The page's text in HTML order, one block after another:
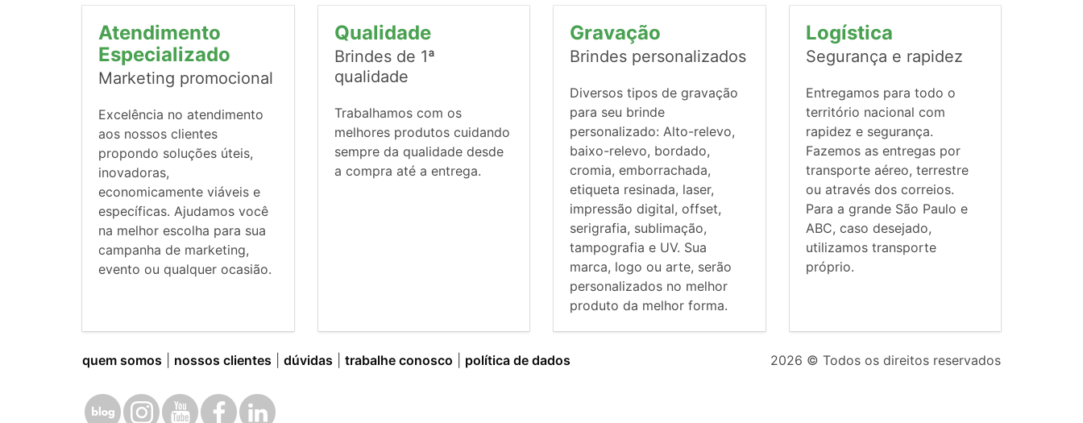
Atendimento
Especializado
Marketing promocional
Excelência no atendimento
aos nossos clientes
propondo soluções úteis,
inovadoras,
economicamente viáveis e
específicas. Ajudamos você
na melhor escolha para sua
campanha de marketing,
evento ou qualquer ocasião.
Qualidade
Brindes de 1ª
qualidade
Trabalhamos com os
melhores produtos cuidando
sempre da qualidade desde
a compra até a entrega.
Gravação
Brindes personalizados
Diversos tipos de gravação
para seu brinde
personalizado: Alto-relevo,
baixo-relevo, bordado,
cromia, emborrachada,
etiqueta resinada, laser,
impressão digital, offset,
serigrafia, sublimação,
tampografia e UV. Sua
marca, logo ou arte, serão
personalizados no melhor
produto da melhor forma.
Logística
Segurança e rapidez
Entregamos para todo o
território nacional com
rapidez e segurança.
Fazemos as entregas por
transporte aéreo, terrestre
ou através dos correios.
Para a grande São Paulo e
ABC, caso desejado,
utilizamos transporte
próprio.
quem somos nossos clientes dúvidas trabalhe conosco política de dados 2026 © Todos os direitos reservados